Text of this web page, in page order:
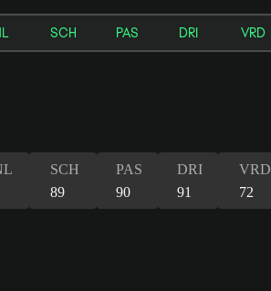
SCH PAS DRI VRD
SCH
89
PAS
90
DRI
91
VRD
72